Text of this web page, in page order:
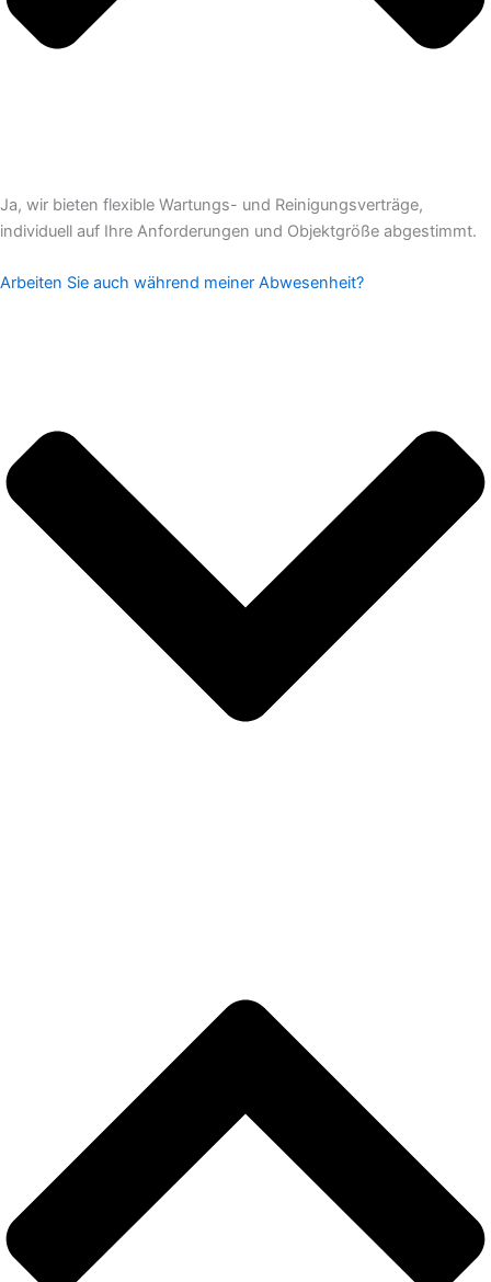
Ja, wir bieten flexible Wartungs- und Reinigungsverträge,
individuell auf Ihre Anforderungen und Objektgröße abgestimmt.
Arbeiten Sie auch während meiner Abwesenheit?